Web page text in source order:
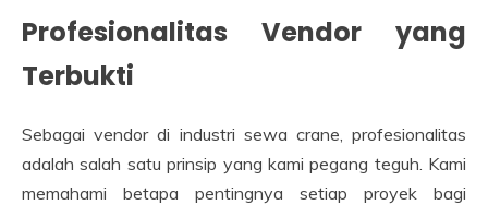
Profesionalitas Vendor yang
Terbukti
Sebagai vendor di industri sewa crane, profesionalitas
adalah salah satu prinsip yang kami pegang teguh. Kami
memahami betapa pentingnya setiap proyek bagi